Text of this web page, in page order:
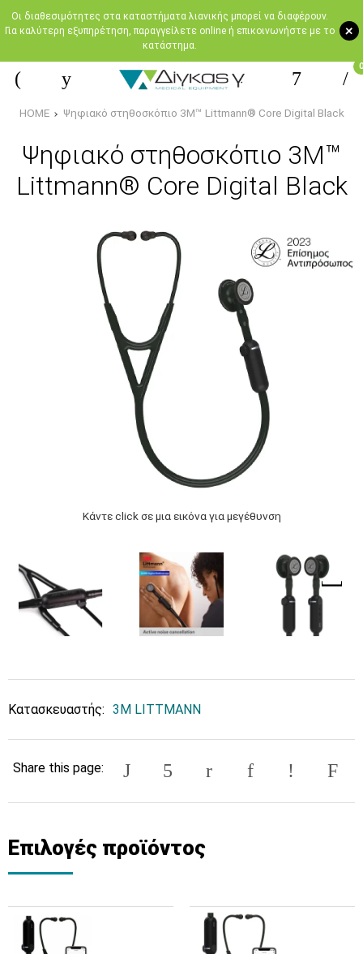
+
Oι διαθεσιμότητες στα καταστήματα λιανικής μπορεί να διαφέρουν.
Για καλύτερη εξυπηρέτηση, παραγγείλετε online ή επικοινωνήστε με το
κατάστημα.
0
HOME Ψηφιακό στηθοσκόπιο 3M™ Littmann® Core Digital Black
Ψηφιακό στηθοσκόπιο 3M™
Littmann® Core Digital Black
Κάντε click σε μια εικόνα για μεγέθυνση
Κατασκευαστής: 3M LITTMANN
Share this page:
Επιλογές προϊόντος